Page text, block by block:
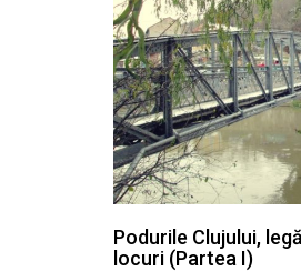
Podurile Clujului,
locuri (Partea I)